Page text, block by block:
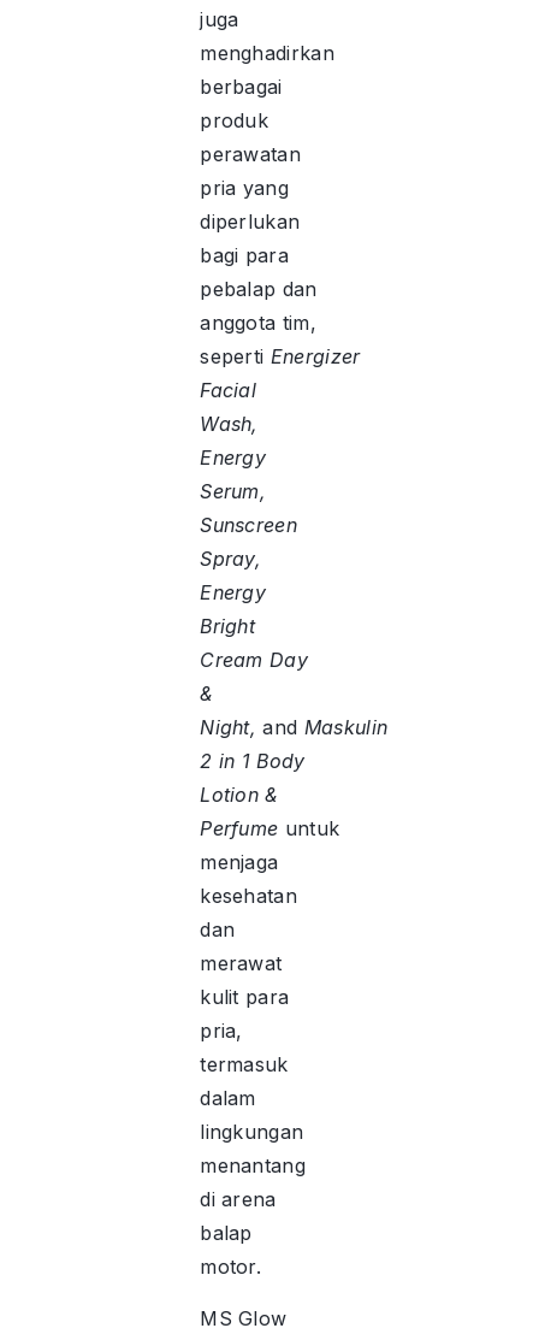
juga
menghadirkan
berbagai
produk
perawatan
pria yang
diperlukan
bagi para
pebalap dan
anggota tim,
seperti Energizer
Facial
Wash,
Energy
Serum,
Sunscreen
Spray,
Energy
Bright
Cream Day
&
Night,and Maskulin
2 in 1 Body
Lotion &
Perfume untuk
menjaga
kesehatan
dan
merawat
kulit para
pria,
termasuk
dalam
lingkungan
menantang
di arena
balap
motor.
MS Glow